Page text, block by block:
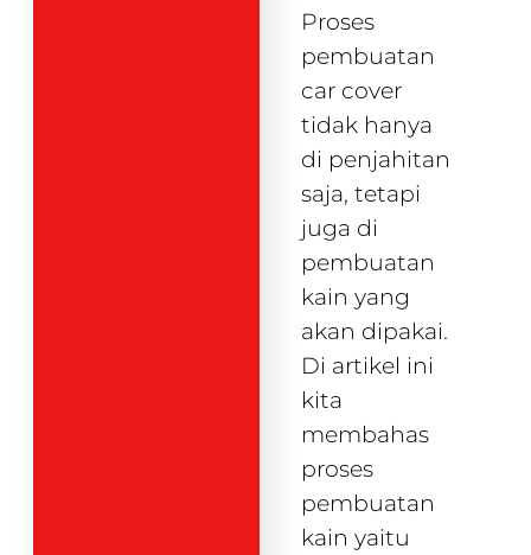
Proses
pembuatan
car cover
tidak hanya
di penjahitan
saja, tetapi
juga di
pembuatan
kain yang
akan dipakai.
Di artikel ini
kita
membahas
proses
pembuatan
kain yaitu